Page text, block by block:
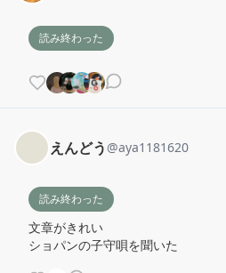
読み終わった
えんどう @aya1181620
読み終わった
文章がきれい
ショパンの子守唄を聞いた